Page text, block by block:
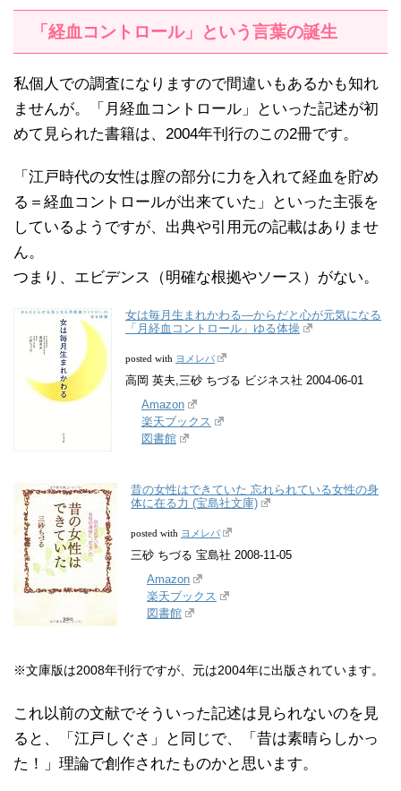
「経血コントロール」という言葉の誕生
私個人での調査になりますので間違いもあるかも知れ
ませんが。「月経血コントロール」といった記述が初
めて見られた書籍は、2004年刊行のこの2冊です。
「江戸時代の女性は膣の部分に力を入れて経血を貯め
る＝経血コントロールが出来ていた」といった主張を
しているようですが、出典や引用元の記載はありませ
ん。
つまり、エビデンス（明確な根拠やソース）がない。
女は毎月生まれかわる―からだと心が元気になる
「月経血コントロール」ゆる体操
posted with ヨメレバ
高岡 英夫,三砂 ちづる ビジネス社 2004-06-01
Amazon
楽天ブックス
図書館
昔の女性はできていた 忘れられている女性の身
体に在る力 (宝島社文庫)
posted with ヨメレバ
三砂 ちづる 宝島社 2008-11-05
Amazon
楽天ブックス
図書館
※文庫版は2008年刊行ですが、元は2004年に出版されています。
これ以前の文献でそういった記述は見られないのを見
ると、「江戸しぐさ」と同じで、「昔は素晴らしかっ
た！」理論で創作されたものかと思います。